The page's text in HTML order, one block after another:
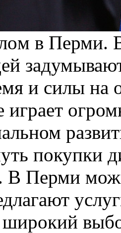
в Пeрми.
и силы на
играет
покупки
В Перми